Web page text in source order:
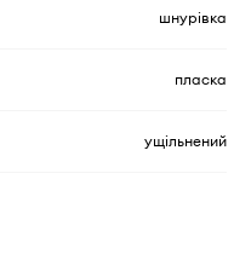
шнурівка
пласка
ущільнений